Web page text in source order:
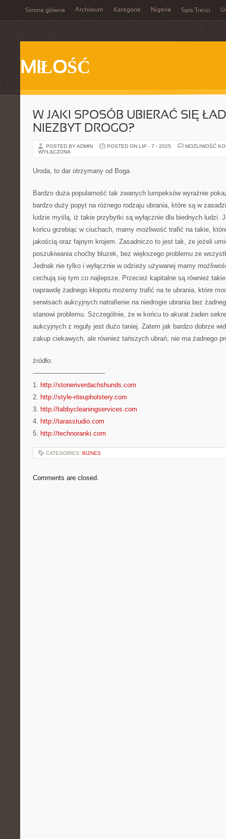
Strona główna Archiwum Kategorie Nigeria Spis Treści
MIŁOŚĆ
W JAKI SPOSÓB UBIERAĆ SIĘ
NIEZBYT DROGO?
POSTED BY ADMIN POSTED ON LIP - 7 - 2025
MOŻLIWOŚĆ
WYŁĄCZONA
Uroda, to dar otrzymany od Boga
Bardzo duża popularność tak zwanych lumpeksów wyraźnie
bardzo duży popyt na różnego rodzaju ubrania, które są w
ludzie myślą, iż takie przybytki są wyłącznie dla biednych ludzi.
końcu grzebiąc w ciuchach, mamy możliwość trafić na takie,
jakością oraz fajnym krojem. Zasadniczo to jest tak, że jeżeli
poszukiwania choćby bluzek, bez większego problemu ze
Jednak nie tylko i wyłącznie w odzieży używanej mamy
cechują się tym co najlepsze. Przecież kapitalne są również
naprawdę żadnego kłopotu możemy trafić na te ubrania, które
serwisach aukcyjnych natrafienie na niedrogie ubrania bez
stanowi problemu. Szczególnie, że w końcu to akurat żaden
aukcyjnych z reguły jest dużo taniej. Zatem jak bardzo dobrze
zakup ciekawych, ale również tańszych ubrań, nie ma żadnego
źródło:
———————————
1. http://stoneriverdachshunds.com
2. http://style-riteupholstery.com
3. http://tabbycleaningservices.com
4. http://tarasstudio.com
5. http://technoranki.com
CATEGORIES: BIZNES
Comments are closed.